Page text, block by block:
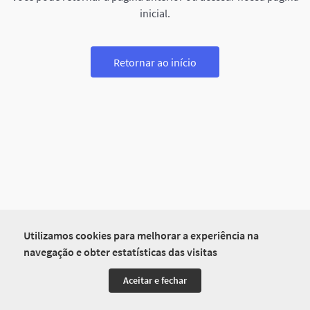
Utilizamos cookies para melhorar a experiência na
navegação e obter estatísticas das visitas
Aceitar e fechar
inicial.
Retornar ao início